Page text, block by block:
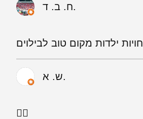
ח. ב. ד.
חויות ילדות מקום טוב לבילוים
ש. א.
👍🏻